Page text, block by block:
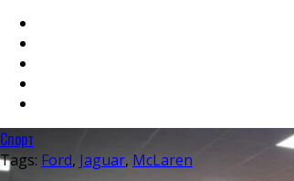
Спорт
Tags: Ford, Jaguar, McLaren